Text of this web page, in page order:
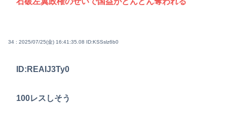
34 : 2025/07/25(金) 16:41:35.08 ID:KSSslz6b0
ID:REAIJ3Ty0
100レスしそう